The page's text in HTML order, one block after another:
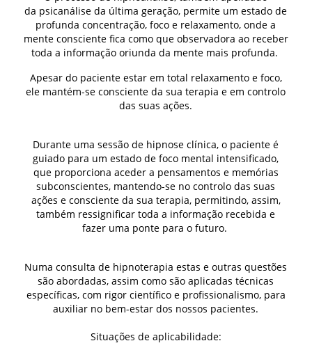
da psicanálise da última geração, permite um estado de
profunda concentração, foco e relaxamento, onde a
mente consciente fica como que observadora ao receber
toda a informação oriunda da mente mais profunda.
Apesar do paciente estar em total relaxamento e foco,
ele mantém-se consciente da sua terapia e em controlo
das suas ações.
Durante uma sessão de hipnose clínica, o paciente é
guiado para um estado de foco mental intensificado,
que proporciona aceder a pensamentos e memórias
subconscientes, mantendo-se no controlo das suas
ações e consciente da sua terapia, permitindo, assim,
também ressignificar toda a informação recebida e
fazer uma ponte para o futuro.
Numa consulta de hipnoterapia estas e outras questões
são abordadas, assim como são aplicadas técnicas
específicas, com rigor científico e profissionalismo, para
auxiliar no bem-estar dos nossos pacientes.
Situações de aplicabilidade: